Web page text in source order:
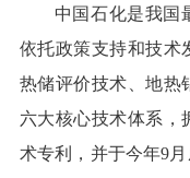
中国石化是我国
依托政策支持和技术
热储评价技术、地热
六大核心技术体系，
术专利，并于今年9